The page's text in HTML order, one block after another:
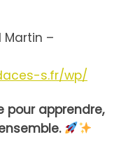
–
s.fr/wp/
pour apprendre,